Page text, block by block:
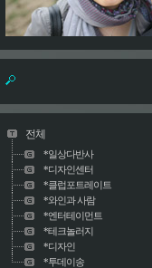
전체
*일상다반사
*디자인센터
*클럽포트레이트
*와인과 사람
*엔터테이먼트
*테크놀러지
*디자인
*투데이송